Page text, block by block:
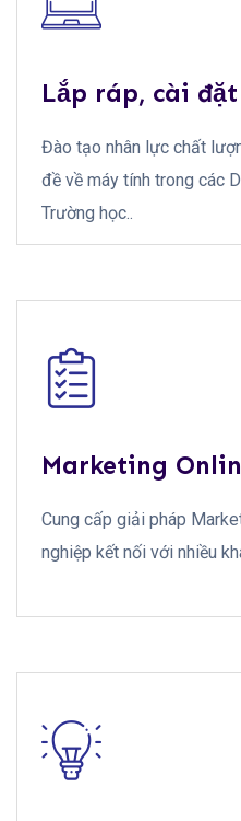
Lắp ráp, cài
Đào tạo nhân lực chất
đề về máy tính trong các
Trường học..
Marketing
Cung cấp giải pháp
nghiệp kết nối với nhiều